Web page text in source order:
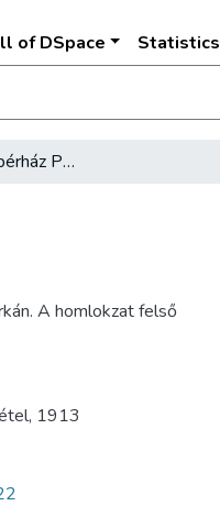
of DSpace Statistics
A gr. Haller-utcai bérház Petz Samu /
A homlokzat felső
, 1913